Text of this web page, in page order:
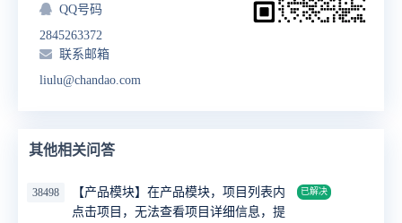
QQ号码
2845263372
联系邮箱
liulu@chandao.com
其他相关问答
38498
【产品模块】在产品模块，项目列表内
点击项目，无法查看项目详细信息，提
已解决